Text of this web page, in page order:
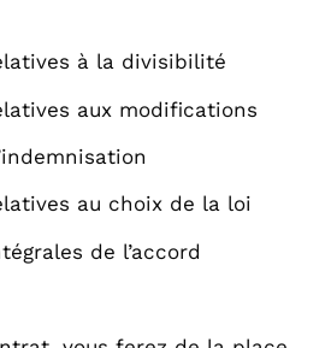
à la divisibilité
aux modifications
au choix de la loi
de l’accord